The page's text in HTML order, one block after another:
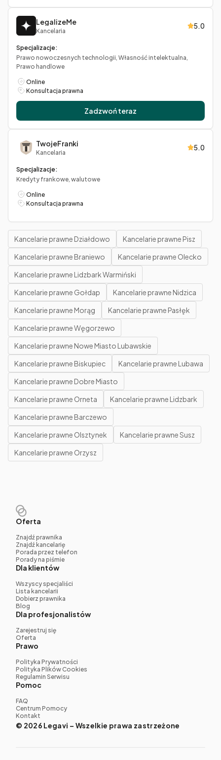
LegalizeMe
Kancelaria
5.0
Specjalizacje:
Prawo nowoczesnych technologii, Własność intelektualna,
Prawo handlowe
Online
Konsultacja prawna
Zadzwoń teraz
TwojeFranki
Kancelaria
5.0
Specjalizacje:
Kredyty frankowe, walutowe
Online
Konsultacja prawna
Kancelarie prawne Działdowo
Kancelarie prawne Pisz
Kancelarie prawne Braniewo
Kancelarie prawne Olecko
Kancelarie prawne Lidzbark Warmiński
Kancelarie prawne Gołdap
Kancelarie prawne Nidzica
Kancelarie prawne Morąg
Kancelarie prawne Pasłęk
Kancelarie prawne Węgorzewo
Kancelarie prawne Nowe Miasto Lubawskie
Kancelarie prawne Biskupiec
Kancelarie prawne Lubawa
Kancelarie prawne Dobre Miasto
Kancelarie prawne Orneta
Kancelarie prawne Lidzbark
Kancelarie prawne Barczewo
Kancelarie prawne Olsztynek
Kancelarie prawne Susz
Kancelarie prawne Orzysz
Oferta
Znajdź prawnika
Znajdź kancelarię
Porada przez telefon
Porady na piśmie
Dla klientów
Wszyscy specjaliści
Lista kancelarii
Dobierz prawnika
Blog
Dla profesjonalistów
Zarejestruj się
Oferta
Prawo
Polityka Prywatności
Polityka Plików Cookies
Regulamin Serwisu
Pomoc
FAQ
Centrum Pomocy
Kontakt
© 2026 Legavi – Wszelkie prawa zastrzeżone